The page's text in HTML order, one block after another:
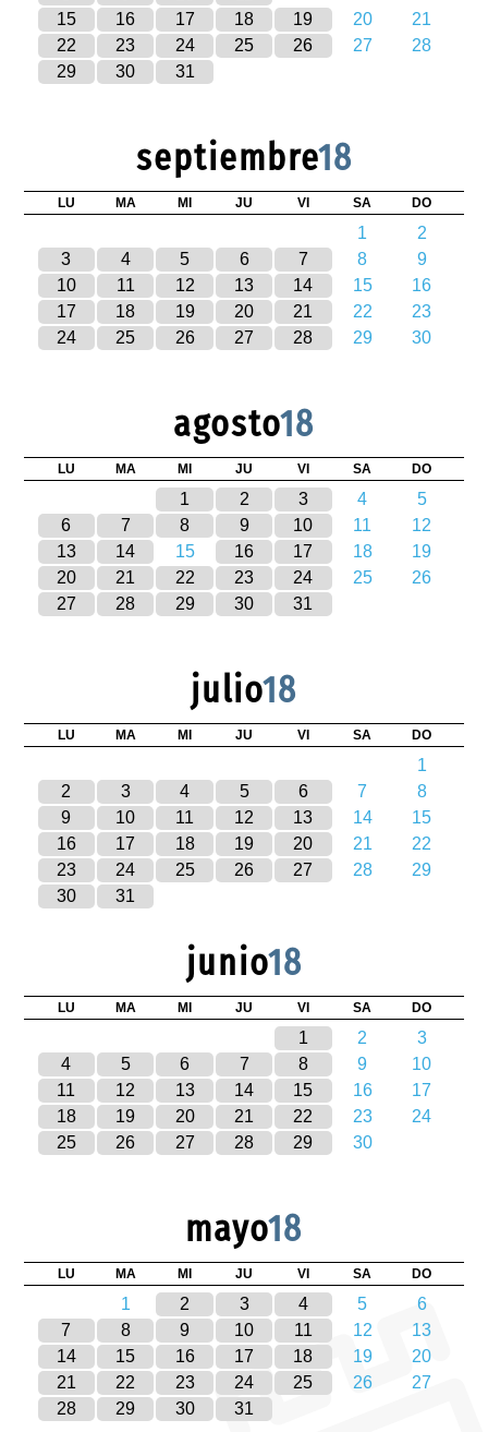
15
16 17 18 19 20
21
22
23 24 25 26 27
28
29
30 31
septiembre18
LU MA MI JU VI SA DO
1
2
3
4 5 6 7 8
9
10
11 12 13 14 15
16
17
18 19 20 21 22
23
24
25 26 27 28 29 30
agosto18
LU MA MI JU VI SA DO
1 2 3 4
5
6
7 8 9 10 11
12
13
14 15 16 17 18
19
20
21 22 23 24 25
26
27
28 29 30 31
julio18
LU MA MI JU VI SA DO
1
2
3 4 5 6 7
8
9
10 11 12 13 14
15
16
17 18 19 20 21
22
23
24 25 26 27 28
29
30
31
junio18
LU MA MI JU VI SA DO
1 2
3
4
5 6 7 8 9
10
11
12 13 14 15 16
17
18
19 20 21 22 23
24
25
26 27 28 29 30
mayo18
LU MA MI JU VI SA DO
1 2 3 4 5
6
7
8 9 10 11 12
13
14
15 16 17 18 19
20
21
22 23 24 25 26
27
28
29 30 31